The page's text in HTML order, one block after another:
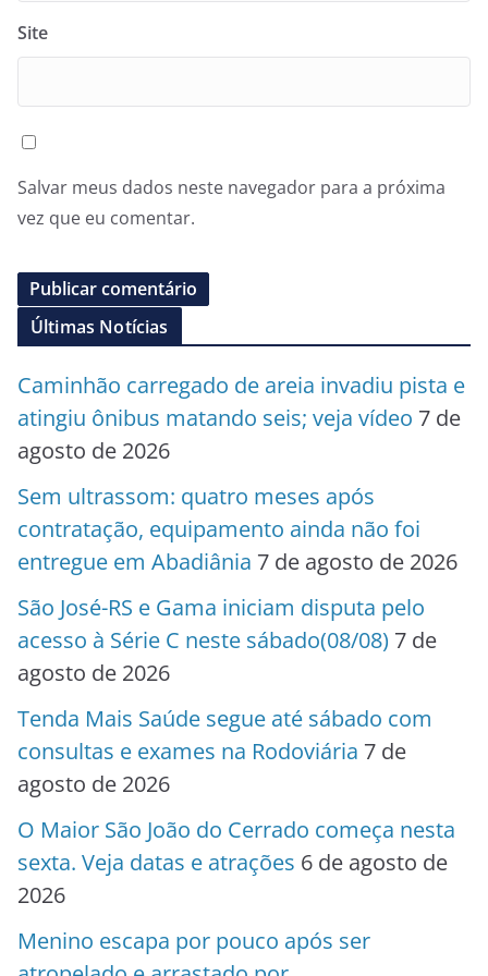
Site
Salvar meus dados neste navegador para a próxima
vez que eu comentar.
Últimas Notícias
Caminhão carregado de areia invadiu pista e
atingiu ônibus matando seis; veja vídeo 7 de
agosto de 2026
Sem ultrassom: quatro meses após
contratação, equipamento ainda não foi
entregue em Abadiânia 7 de agosto de 2026
São José-RS e Gama iniciam disputa pelo
acesso à Série C neste sábado(08/08) 7 de
agosto de 2026
Tenda Mais Saúde segue até sábado com
consultas e exames na Rodoviária 7 de
agosto de 2026
O Maior São João do Cerrado começa nesta
sexta. Veja datas e atrações 6 de agosto de
2026
Menino escapa por pouco após ser